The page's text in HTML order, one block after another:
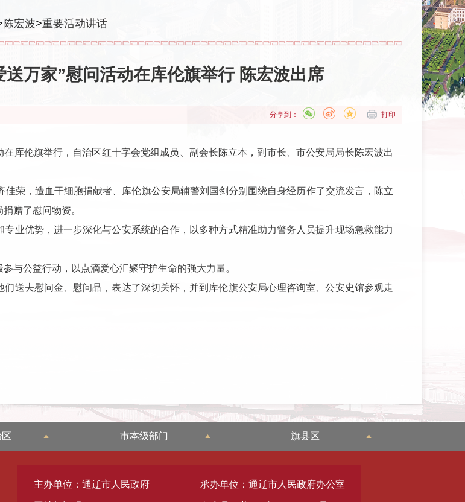
陈宏波>重要活动讲话
万家”慰问活动在库伦旗举行 陈宏波出席
打印
分享到：
库伦旗举行，自治区红十字会党组成员、副会长陈立本，副市长、市公安局局长陈宏波出
荣，造血干细胞捐献者、库伦旗公安局辅警刘国剑分别围绕自身经历作了交流发言，陈立
赠了慰问物资。
业优势，进一步深化与公安系统的合作，以多种方式精准助力警务人员提升现场急救能力
与公益行动，以点滴爱心汇聚守护生命的强大力量。
送去慰问金、慰问品，表达了深切关怀，并到库伦旗公安局心理咨询室、公安史馆参观走
市本级部门 旗县区
主办单位：通辽市人民政府 承办单位：通辽市人民政府办公室